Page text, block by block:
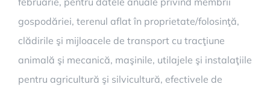
gospodăriei, terenul aflat în proprietate/folosinţă,
clădirile şi mijloacele de transport cu tracţiune
animală şi mecanică, maşinile, utilajele şi instalaţiile
pentru agricultură şi silvicultură, efectivele de